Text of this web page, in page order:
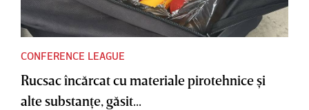
CONFERENCE LEAGUE
Rucsac încărcat cu materiale pirotehnice şi
alte substanţe, găsit...